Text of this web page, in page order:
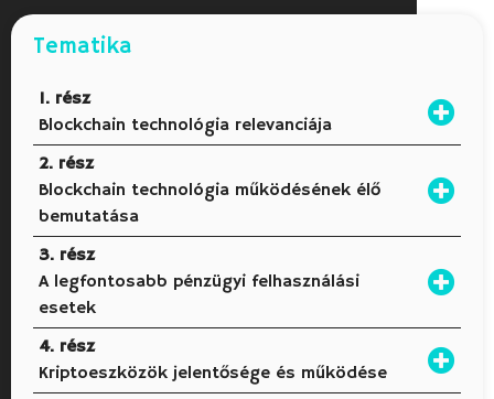
Tematika
1. rész
Blockchain technológia relevanciája
2. rész
Blockchain technológia működésének élő
bemutatása
3. rész
A legfontosabb pénzügyi felhasználási
esetek
4. rész
Kriptoeszközök jelentősége és működése